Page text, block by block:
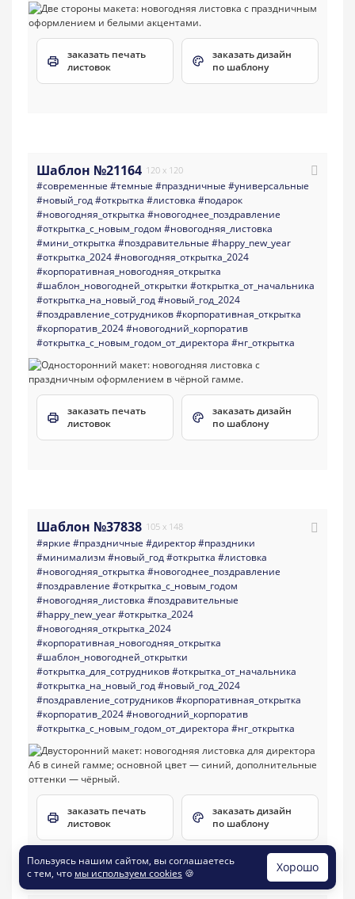
заказать печать
листовок
заказать дизайн
по шаблону
Шаблон №21164 120 x 120
#современные #темные #праздничные #универсальные
#новый_год#открытка #листовка #подарок
#новогодняя_открытка #новогоднее_поздравление
#открытка_с_новым_годом #новогодняя_листовка
#мини_открытка #поздравительные #happy_new_year
#открытка_2024#новогодняя_открытка_2024
#корпоративная_новогодняя_открытка
#шаблон_новогодней_открытки #открытка_от_начальника
#открытка_на_новый_год#новый_год_2024
#поздравление_сотрудников#корпоративная_открытка
#корпоратив_2024#новогодний_корпоратив
#открытка_с_новым_годом_от_директора #нг_открытка
заказать печать
листовок
заказать дизайн
по шаблону
Шаблон №37838 105 x 148
#яркие #праздничные #директор#праздники
#минимализм #новый_год#открытка #листовка
#новогодняя_открытка #новогоднее_поздравление
#поздравление #открытка_с_новым_годом
#новогодняя_листовка #поздравительные
#happy_new_year#открытка_2024
#новогодняя_открытка_2024
#корпоративная_новогодняя_открытка
#шаблон_новогодней_открытки
#открытка_для_сотрудников#открытка_от_начальника
#открытка_на_новый_год#новый_год_2024
#поздравление_сотрудников#корпоративная_открытка
#корпоратив_2024#новогодний_корпоратив
#открытка_с_новым_годом_от_директора #нг_открытка
заказать печать
листовок
заказать дизайн
по шаблону
Пользуясь нашим сайтом, вы соглашаетесь
с тем, что мы используем cookies 🍪 Хорошо